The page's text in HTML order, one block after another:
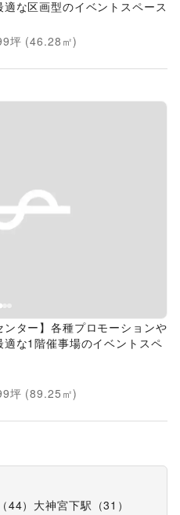
な区画型のイベントスペース
坪 (46.28 ㎡)
ンター】各種プロモーションや
な1階催事場のイベントスペ
坪 (89.25 ㎡)
（44） 大神宮下駅 （31 ）